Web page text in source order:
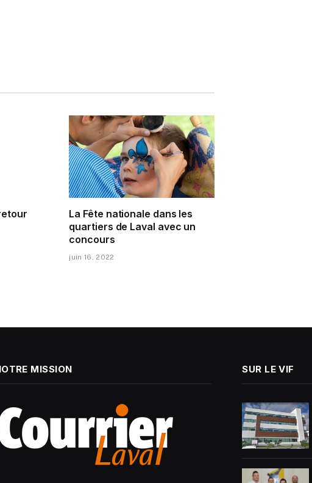
La Fête nationale dans les
quartiers de Laval avec un
concours
juin 16, 2022
MISSION SUR LE VIF